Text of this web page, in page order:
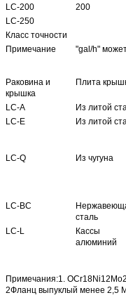
LC-200 200
LC-250
Класс точности
Примечание
"gal/h"
Раковина и
крышка
Плита
LC-A Из литой
LC-E Из литой
LC-Q Из чугуна
LC-BC
сталь
LC-L
Кассы
алюминий
Примечания:1.
2Фланц выпуклый менее 2,5